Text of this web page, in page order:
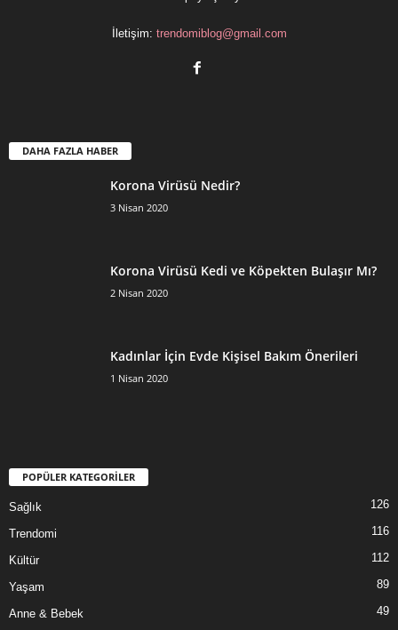
İletişim: trendomiblog@gmail.com
DAHA FAZLA HABER
Korona Virüsü Nedir?
3 Nisan 2020
Korona Virüsü Kedi ve Köpekten Bulaşır Mı?
2 Nisan 2020
Kadınlar İçin Evde Kişisel Bakım Önerileri
1 Nisan 2020
POPÜLER KATEGORİLER
Sağlık 126
Trendomi 116
Kültür 112
Yaşam 89
Anne & Bebek 49